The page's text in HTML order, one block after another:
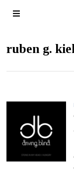
ruben g.